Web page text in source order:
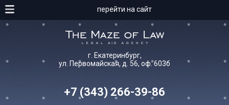
перейти на сайт
г. Екатеринбург,
ул. Первомайская, д. 56, оф. 603б
+7 (343) 266-39-86